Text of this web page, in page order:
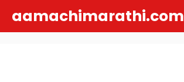
aamachimarathi.com